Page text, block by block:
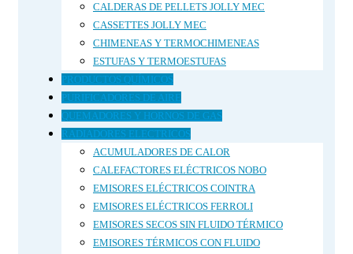
CALDERAS DE PELLETS JOLLY MEC
CASSETTES JOLLY MEC
CHIMENEAS Y TERMOCHIMENEAS
ESTUFAS Y TERMOESTUFAS
PRODUCTOS QUÍMICOS
PURIFICADORES DE AIRE
QUEMADORES Y HORNOS DE GAS
RADIADORES ELECTRICOS
ACUMULADORES DE CALOR
CALEFACTORES ELÉCTRICOS NOBO
EMISORES ELÉCTRICOS COINTRA
EMISORES ELÉCTRICOS FERROLI
EMISORES SECOS SIN FLUIDO TÉRMICO
EMISORES TÉRMICOS CON FLUIDO